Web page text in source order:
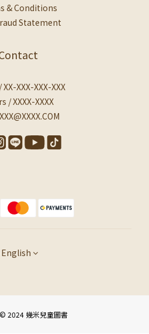
& Conditions
Statement
XXX-XXX-XXX
/ XXXX-XXXX
English
2024 幾米兒童圖書